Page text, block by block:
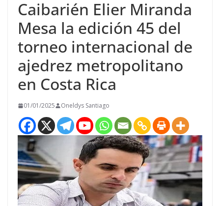
Caibarién Elier Miranda
Mesa la edición 45 del
torneo internacional de
ajedrez metropolitano
en Costa Rica
01/01/2025 Oneldys Santiago